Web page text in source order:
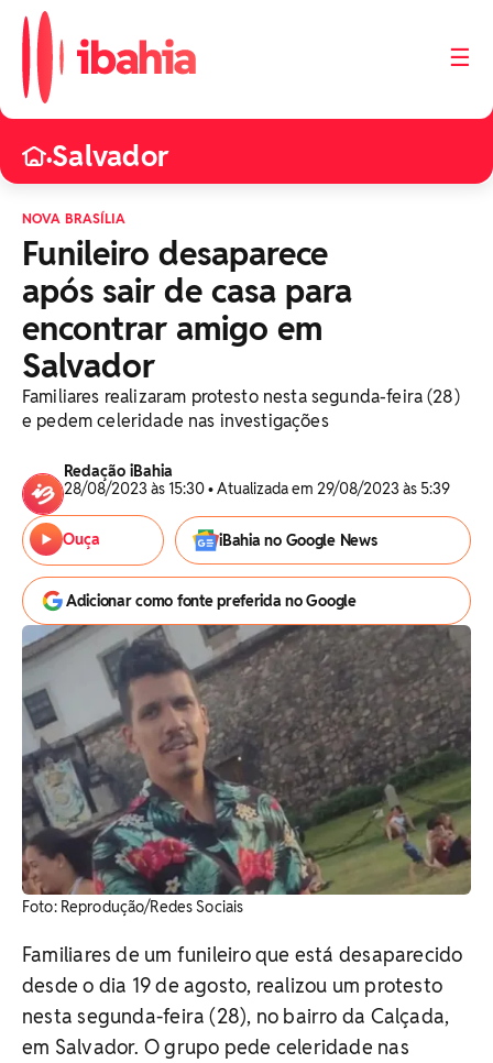
☰
•Salvador
NOVA BRASÍLIA
Funileiro desaparece
após sair de casa para
encontrar amigo em
Salvador
Familiares realizaram protesto nesta segunda-feira (28)
e pedem celeridade nas investigações
Redação iBahia
28/08/2023 às 15:30 • Atualizada em 29/08/2023 às 5:39
Ouça iBahia no Google News
Adicionar como fonte preferida no Google
Foto: Reprodução/Redes Sociais
Familiares de um funileiro que está desaparecido
desde o dia 19 de agosto, realizou um protesto
nesta segunda-feira (28), no bairro da Calçada,
em Salvador. O grupo pede celeridade nas